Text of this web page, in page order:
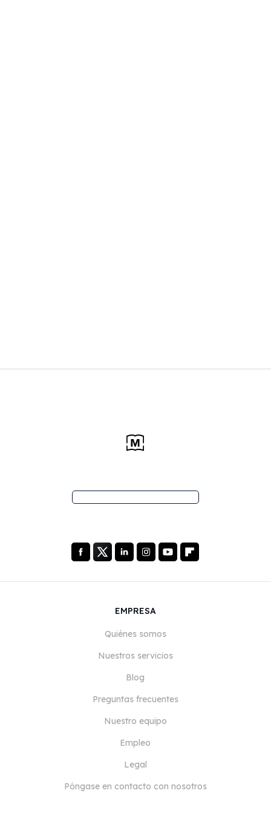
EMPRESA
Quiénes somos
Nuestros servicios
Blog
Preguntas frecuentes
Nuestro equipo
Empleo
Legal
Póngase en contacto con nosotros